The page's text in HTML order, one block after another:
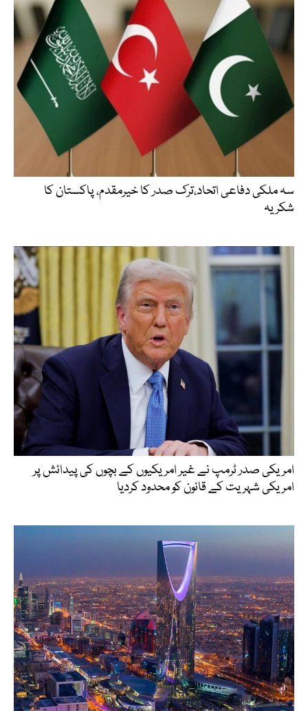
سہ ملکی دفاعی اتحاد،ترک صدر کا خیرمقدم، پاکستان کا
شکریہ
امریکی صدر ٹرمپ نے غیر امریکیوں کے بچوں کی پیدائش پر
امریکی شہریت کے قانون کو محدود کردیا